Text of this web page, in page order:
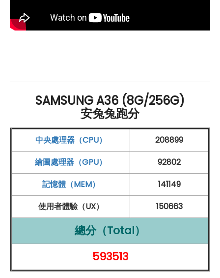
SAMSUNG A36 (8G/256G)
安兔兔跑分
中央處理器（CPU）
208899
繪圖處理器（GPU）
92802
記憶體（MEM）
141149
使用者體驗（UX）
150663
總分（Total）
593513